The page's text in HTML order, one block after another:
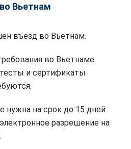
Вьетнам
въезд во Вьетнам.
во Вьетнаме
и сертификаты
нужна на срок до 15 дней.
разрешение на